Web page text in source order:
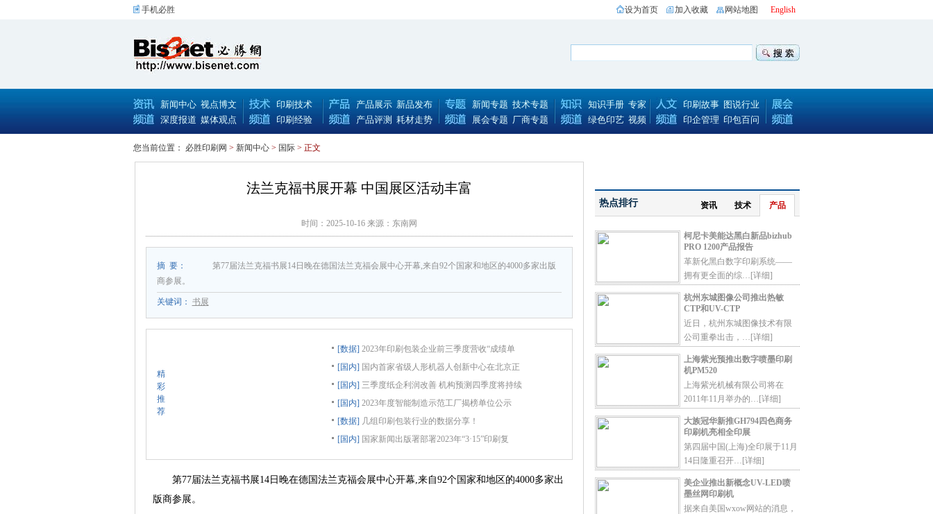
手机必胜 English
网站地图
加入收藏
设为首页
新闻中心 视点博文
深度报道 媒体观点
印刷技术
印刷经验
产品展示 新品发布
产品评测 耗材走势
新闻专题 技术专题
展会专题 厂商专题
知识手册 专家
绿色印艺 视频
印刷故事 图说行业
印企管理 印包百问
您当前位置： 必胜印刷网 > 新闻中心 > 国际 > 正文
法兰克福书展开幕 中国展区活动丰富
时间：2025-10-16 来源：东南网
摘 要：
第77届法兰克福书展14日晚在德国法兰克福会展中心开幕,来自92个国家和地区的4000多家出版
商参展。
关键词： 书展
精
彩
推
荐
[数据] 2023年印刷包装企业前三季度营收“成绩单
[国内] 国内首家省级人形机器人创新中心在北京正
[国内] 三季度纸企利润改善 机构预测四季度将持续
[国内] 2023年度智能制造示范工厂揭榜单位公示
[数据] 几组印刷包装行业的数据分享！
[国内] 国家新闻出版署部署2023年“3·15”印刷复
第77届法兰克福书展14日晚在德国法兰克福会展中心开幕,来自92个国家和地区的4000多家出
版商参展。
资讯 技术 产品
热点排行
柯尼卡美能达黑白新品bizhub
PRO 1200产品报告
革新化黑白数字印刷系统——
拥有更全面的综… [详细]
杭州东城图像公司推出热敏
CTP和UV-CTP
近日，杭州东城图像技术有限
公司重拳出击，… [详细]
上海紫光预推出数字喷墨印刷
机PM520
上海紫光机械有限公司将在
2011年11月举办的… [详细]
大族冠华新推GH794四色商务
印刷机亮相全印展
第四届中国(上海)全印展于11月
14日隆重召开… [详细]
美企业推出新概念UV-LED喷
墨丝网印刷机
据来自美国wxow网站的消息，